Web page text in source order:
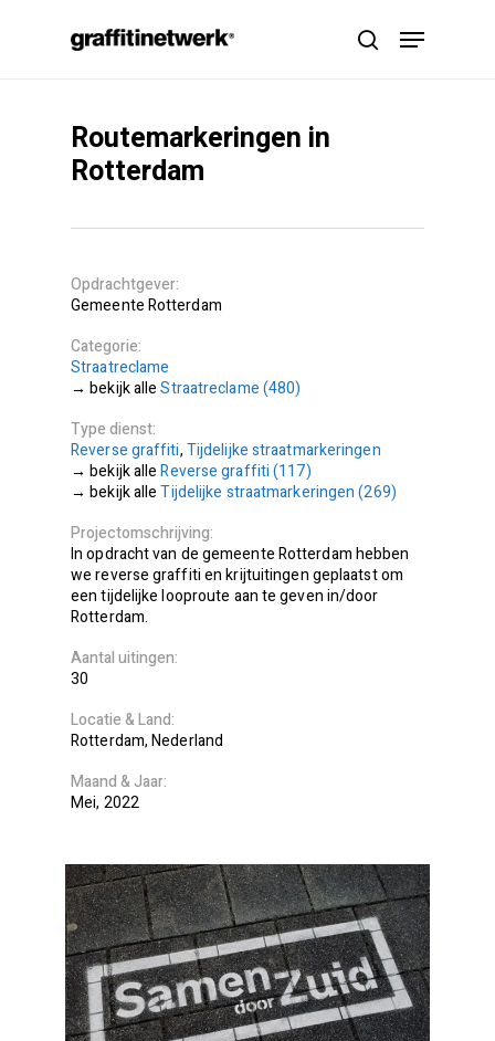
search
Menu
Routemarkeringen in
Rotterdam
Opdrachtgever
Gemeente Rotterdam
Categorie
Straatreclame
Straatreclame (480)
Type dienst
Reverse graffiti,Tijdelijke straatmarkeringen
Reverse graffiti (117)
Tijdelijke straatmarkeringen (269)
Projectomschrijving
In opdracht van de gemeente Rotterdam hebben
we reverse graffiti en krijtuitingen geplaatst om
een tijdelijke looproute aan te geven in/door
Rotterdam.
Aantal uitingen
30
Locatie
Land
Rotterdam Nederland
Maand
Jaar
Mei 2022